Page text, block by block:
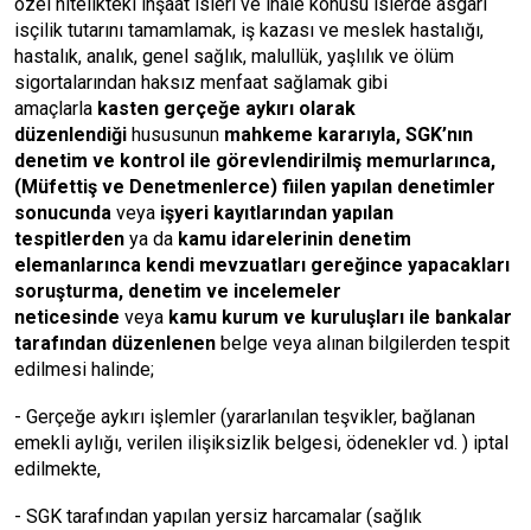
isçilik tutarını tamamlamak, iş kazası ve meslek hastalığı,
hastalık, analık, genel sağlık, malullük, yaşlılık ve ölüm
sigortalarından haksız menfaat sağlamak gibi
amaçlarla kasten gerçeğe aykırı olarak
düzenlendiği hususunun mahkeme kararıyla, SGK’nın
denetim ve kontrol ile görevlendirilmiş memurlarınca,
(Müfettiş ve Denetmenlerce) fiilen yapılan denetimler
sonucunda veya işyeri kayıtlarından yapılan
tespitlerden ya da kamu idarelerinin denetim
elemanlarınca kendi mevzuatları gereğince yapacakları
soruşturma, denetim ve incelemeler
neticesinde veya kamu kurum ve kuruluşları ile bankalar
tarafından düzenlenen belge veya alınan bilgilerden tespit
edilmesi halinde;
- Gerçeğe aykırı işlemler (yararlanılan teşvikler, bağlanan
emekli aylığı, verilen ilişiksizlik belgesi, ödenekler vd. ) iptal
edilmekte,
- SGK tarafından yapılan yersiz harcamalar (sağlık